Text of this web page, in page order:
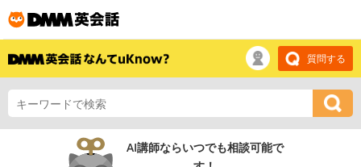
質問する
AI講師ならいつでも相談可能で